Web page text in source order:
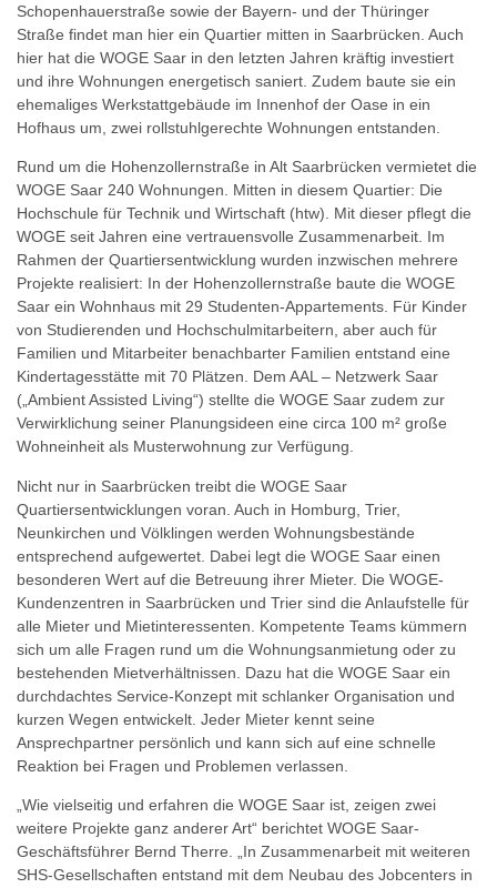
Schopenhauerstraße sowie der Bayern- und der Thüringer
Straße findet man hier ein Quartier mitten in Saarbrücken. Auch
hier hat die WOGE Saar in den letzten Jahren kräftig investiert
und ihre Wohnungen energetisch saniert. Zudem baute sie ein
ehemaliges Werkstattgebäude im Innenhof der Oase in ein
Hofhaus um, zwei rollstuhlgerechte Wohnungen entstanden.
Rund um die Hohenzollernstraße in Alt Saarbrücken vermietet die
WOGE Saar 240 Wohnungen. Mitten in diesem Quartier: Die
Hochschule für Technik und Wirtschaft (htw). Mit dieser pflegt die
WOGE seit Jahren eine vertrauensvolle Zusammenarbeit. Im
Rahmen der Quartiersentwicklung wurden inzwischen mehrere
Projekte realisiert: In der Hohenzollernstraße baute die WOGE
Saar ein Wohnhaus mit 29 Studenten-Appartements. Für Kinder
von Studierenden und Hochschulmitarbeitern, aber auch für
Familien und Mitarbeiter benachbarter Familien entstand eine
Kindertagesstätte mit 70 Plätzen. Dem AAL – Netzwerk Saar
(„Ambient Assisted Living“) stellte die WOGE Saar zudem zur
Verwirklichung seiner Planungsideen eine circa 100 m² große
Wohneinheit als Musterwohnung zur Verfügung.
Nicht nur in Saarbrücken treibt die WOGE Saar
Quartiersentwicklungen voran. Auch in Homburg, Trier,
Neunkirchen und Völklingen werden Wohnungsbestände
entsprechend aufgewertet. Dabei legt die WOGE Saar einen
besonderen Wert auf die Betreuung ihrer Mieter. Die WOGE-
Kundenzentren in Saarbrücken und Trier sind die Anlaufstelle für
alle Mieter und Mietinteressenten. Kompetente Teams kümmern
sich um alle Fragen rund um die Wohnungsanmietung oder zu
bestehenden Mietverhältnissen. Dazu hat die WOGE Saar ein
durchdachtes Service-Konzept mit schlanker Organisation und
kurzen Wegen entwickelt. Jeder Mieter kennt seine
Ansprechpartner persönlich und kann sich auf eine schnelle
Reaktion bei Fragen und Problemen verlassen.
„Wie vielseitig und erfahren die WOGE Saar ist, zeigen zwei
weitere Projekte ganz anderer Art“ berichtet WOGE Saar-
Geschäftsführer Bernd Therre. „In Zusammenarbeit mit weiteren
SHS-Gesellschaften entstand mit dem Neubau des Jobcenters in